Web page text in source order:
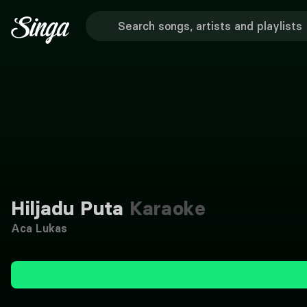
Hiljadu Puta Karaoke
Aca Lukas